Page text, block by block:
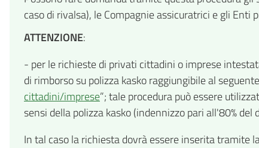
caso di rivalsa), le Compagnie assicuratrici e gli
ATTENZIONE:
- per le richieste di privati cittadini o imprese
di rimborso su polizza kasko raggiungibile al
cittadini/imprese”; tale procedura può essere
sensi della polizza kasko (indennizzo pari all'80%
In tal caso la richiesta dovrà essere inserita tramite